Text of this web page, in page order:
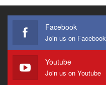
Facebook
Join us on Facebook
Youtube
Join us on Youtube